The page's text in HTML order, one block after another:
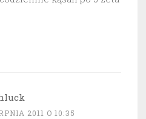
2011 O 10:35